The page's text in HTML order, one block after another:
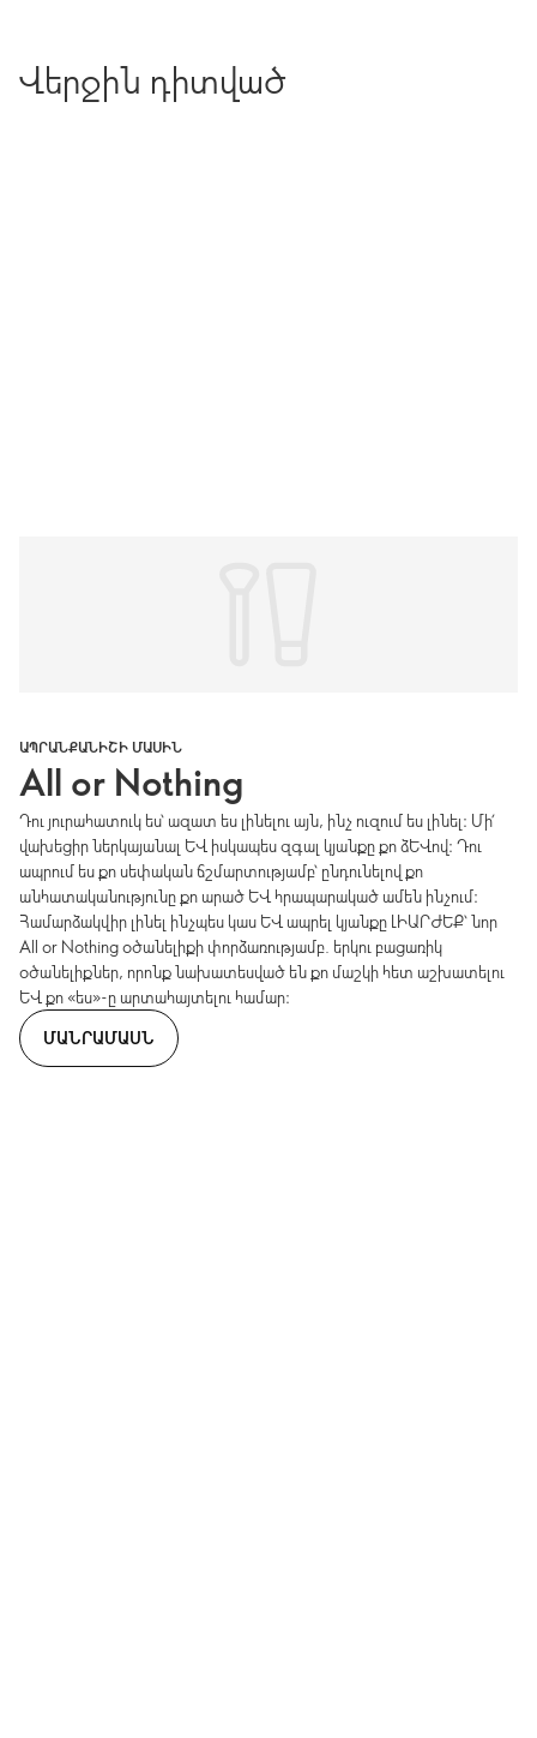
Վերջին դիտված
ԱՊՐԱՆՔԱՆԻՇԻ ՄԱՍԻՆ
All or Nothing
Դու յուրահատուկ ես՝ ազատ ես լինելու այն, ինչ ուզում ես լինել։ Մի՛
վախեցիր ներկայանալ և իսկապես զգալ կյանքը քո ձևով։ Դու
ապրում ես քո սեփական ճշմարտությամբ՝ ընդունելով քո
անհատականությունը քո արած և հրապարակած ամեն ինչում։
Համարձակվիր լինել ինչպես կաս և ապրել կյանքը ԼԻԱՐԺԵՔ՝ նոր
All or Nothing օծանելիքի փորձառությամբ. երկու բացառիկ
օծանելիքներ, որոնք նախատեսված են քո մաշկի հետ աշխատելու
և քո «ես»-ը արտահայտելու համար։
ՄԱՆՐԱՄԱՍՆ